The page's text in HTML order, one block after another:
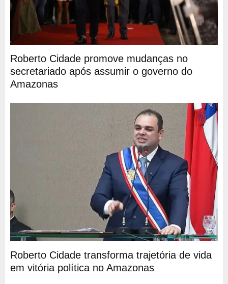
Roberto Cidade promove mudanças no
secretariado após assumir o governo do
Amazonas
Roberto Cidade transforma trajetória de vida
em vitória política no Amazonas